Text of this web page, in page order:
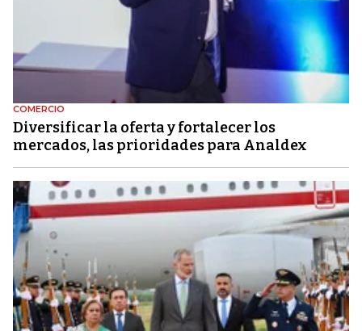
COMERCIO
Diversificar la oferta y fortalecer los
mercados, las prioridades para Analdex